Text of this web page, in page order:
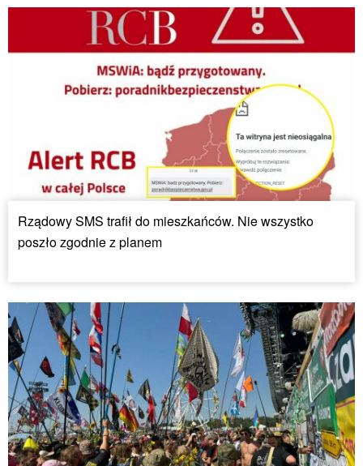
Rządowy SMS trafił do mieszkańców. Nie wszystko
poszło zgodnie z planem